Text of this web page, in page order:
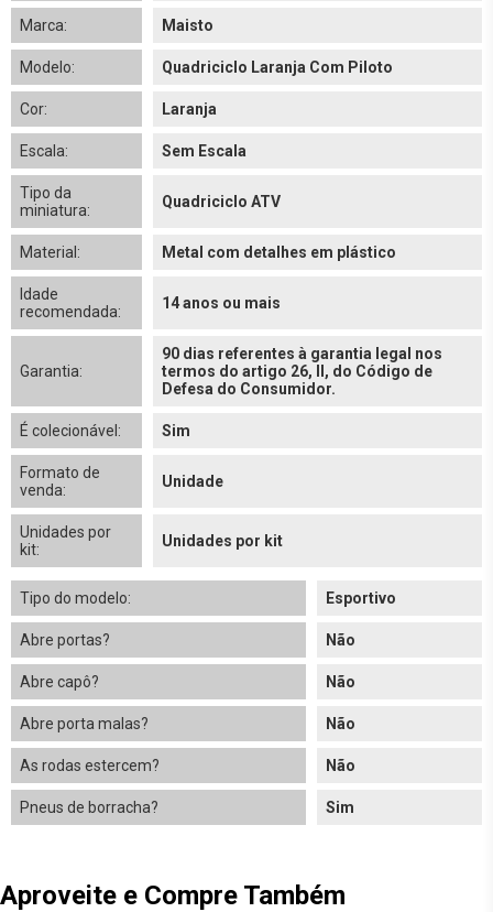
Marca: Maisto
Modelo: Quadriciclo Laranja Com Piloto
Cor: Laranja
Escala: Sem Escala
Tipo da
miniatura:
Quadriciclo ATV
Material: Metal com detalhes em plástico
Idade
recomendada:
14 anos ou mais
Garantia:
90 dias referentes à garantia legal nos
termos do artigo 26, II, do Código de
Defesa do Consumidor.
É colecionável: Sim
Formato de
venda:
Unidade
Unidades por
kit:
Unidades por kit
Tipo do modelo: Esportivo
Abre portas? Não
Abre capô? Não
Abre porta malas? Não
As rodas estercem? Não
Pneus de borracha? Sim
Aproveite e Compre Também